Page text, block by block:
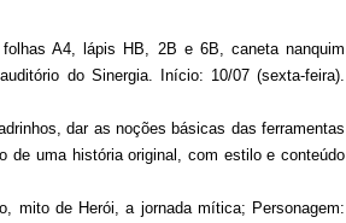
A4, lápis HB, 2B e 6B, caneta nanquim
do Sinergia. Início: 10/07 (sexta-feira).
dar as noções básicas das ferramentas
de uma história original, com estilo e conteúdo
mito de Herói, a jornada mítica; Personagem: